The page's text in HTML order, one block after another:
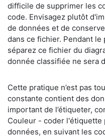
difficile de supprimer les
code. Envisagez plutôt
de données et de
dans ce fichier. Pendant
séparez ce fichier du
donnée classifiée ne sera
​Cette pratique n’est pas
constante contient des
important de l’étiqueter,
Couleur - coder
données, en suivant les